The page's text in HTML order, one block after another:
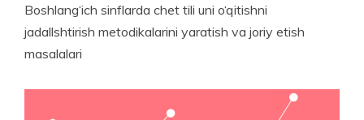
Boshlang‘ich sinflarda chet tili uni o‘qitishni
jadallshtirish metodikalarini yaratish va joriy etish
masalalari